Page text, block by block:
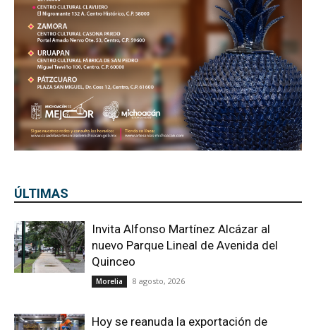
ÚLTIMAS
Invita Alfonso Martínez Alcázar al
nuevo Parque Lineal de Avenida del
Quinceo
Morelia 8 agosto, 2026
Hoy se reanuda la exportación de